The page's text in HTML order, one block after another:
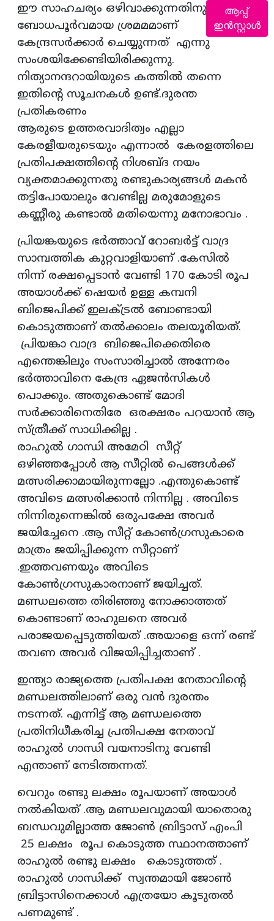
ഈ സാഹചര്യം ഒഴിവാക്കുന്നതിനുള്ള
ബോധപൂർവമായ ശ്രമമമാണ്
കേന്ദ്രസർക്കാർ ചെയ്യുന്നത് എന്നു
സംശയിക്കേണ്ടിയിരിക്കുന്നു.
നിത്യാനന്ദറായിയുടെ കത്തിൽ തന്നെ
ഇതിന്റെ സൂചനകൾ ഉണ്ട്.ദുരന്ത
പ്രതികരണം
ആരുടെ ഉത്തരവാദിത്വം എല്ലാ
കേരളീയരുടെയും എന്നാൽ കേരളത്തിലെ
പ്രതിപക്ഷത്തിന്റെ നിശബ്ദ നയം
വ്യക്തമാക്കുന്നതു രണ്ടുകാര്യങ്ങൾ മകൻ
തട്ടിപോയാലും വേണ്ടില്ല മരുമോളുടെ
കണ്ണീരു കണ്ടാൽ മതിയെന്നു മനോഭാവം .
പ്രിയങ്കയുടെ ഭർത്താവ് റോബർട്ട് വാദ്ര
സാമ്പത്തിക കുറ്റവാളിയാണ് .കേസിൽ
നിന്ന് രക്ഷപ്പെടാൻ വേണ്ടി 170 കോടി രൂപ
അയാൾക്ക് ഷെയർ ഉള്ള കമ്പനി
ബിജെപിക്ക് ഇലക്ട്രൽ ബോണ്ടായി
കൊടുത്താണ് തൽക്കാലം തലയൂരിയത്.
പ്രിയങ്കാ വാദ്ര ബിജെപിക്കെതിരെ
എന്തെങ്കിലും സംസാരിച്ചാൽ അന്നേരം
ഭർത്താവിനെ കേന്ദ്ര ഏജൻസികൾ
പൊക്കും. അതുകൊണ്ട് മോദി
സർക്കാരിനെതിരേ ഒരക്ഷരം പറയാൻ ആ
സ്ത്രീക്ക് സാധിക്കില്ല .
രാഹുൽ ഗാന്ധി അമേഠി സീറ്റ്
ഒഴിഞ്ഞപ്പോൾ ആ സീറ്റിൽ പെങ്ങൾക്ക്
മത്സരിക്കാമായിരുന്നല്ലോ .എന്തുകൊണ്ട്
അവിടെ മത്സരിക്കാൻ നിന്നില്ല . അവിടെ
നിന്നിരുന്നെങ്കിൽ ഒരുപക്ഷേ അവർ
ജയിച്ചേനെ .ആ സീറ്റ് കോൺഗ്രസുകാരെ
മാത്രം ജയിപ്പിക്കുന്ന സീറ്റാണ്
.ഇത്തവണയും അവിടെ
കോൺഗ്രസുകാരനാണ് ജയിച്ചത്.
മണ്ഡലത്തെ തിരിഞ്ഞു നോക്കാത്തത്
കൊണ്ടാണ് രാഹുലനെ അവർ
പരാജയപ്പെടുത്തിയത് .അയാളെ ഒന്ന് രണ്ട്
തവണ അവർ വിജയിപ്പിച്ചതാണ് .
ഇന്ത്യാ രാജ്യത്തെ പ്രതിപക്ഷ നേതാവിന്റെ
മണ്ഡലത്തിലാണ് ഒരു വൻ ദുരന്തം
നടന്നത്. എന്നിട്ട് ആ മണ്ഡലത്തെ
പ്രതിനിധീകരിച്ച പ്രതിപക്ഷ നേതാവ്
രാഹുൽ ഗാന്ധി വയനാടിനു വേണ്ടി
എന്താണ് നേടിത്തന്നത്.
വെറും രണ്ടു ലക്ഷം രൂപയാണ് അയാൾ
നൽകിയത് .ആ മണ്ഡലവുമായി യാതൊരു
ബന്ധവുമില്ലാത്ത ജോൺ ബ്രിട്ടാസ് എംപി
25 ലക്ഷം രൂപ കൊടുത്ത സ്ഥാനത്താണ്
രാഹുൽ രണ്ടു ലക്ഷം കൊടുത്തത് .
രാഹുൽ ഗാന്ധിക്ക് സ്വന്തമായി ജോൺ
ബ്രിട്ടാസിനെക്കാൾ എത്രയോ കൂടുതൽ
പണമുണ്ട് .
ആപ്പ്
ഇൻസ്റ്റാൾ